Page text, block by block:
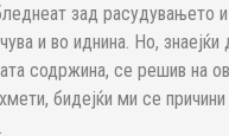
зад расудувањето и
и во иднина. Но, знаејќи
содржина, се решив на
бидејќи ми се